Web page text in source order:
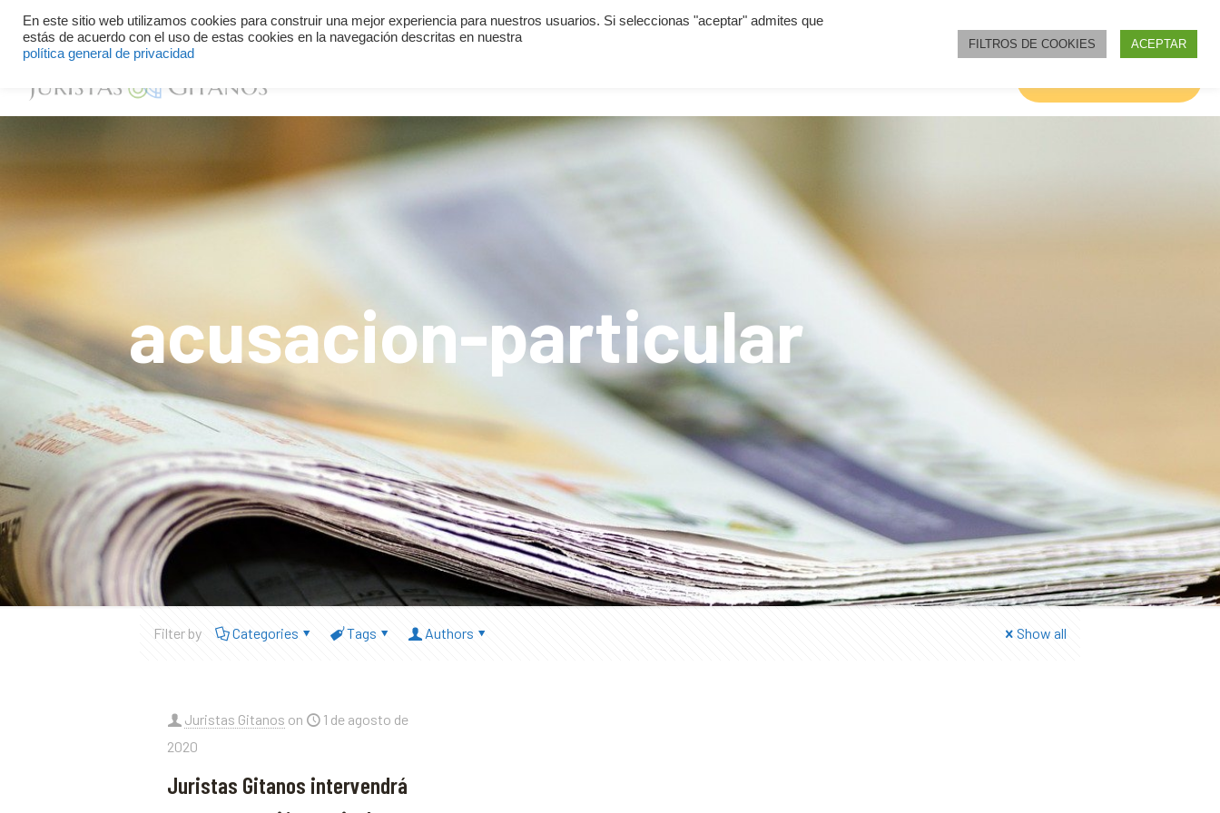
Defiende tu identidad y tus derechos +34 614 34 59 13
acusacion-particular
Filter by Categories Tags Authors Show all
Juristas Gitanos on
1 de agosto de
2020
Juristas Gitanos intervendrá
En este sitio web utilizamos cookies para construir una mejor experiencia para nuestros usuarios. Si seleccionas "aceptar" admites que
estás de acuerdo con el uso de estas cookies en la navegación descritas en nuestra
política general de privacidad
FILTROS DE COOKIES ACEPTAR